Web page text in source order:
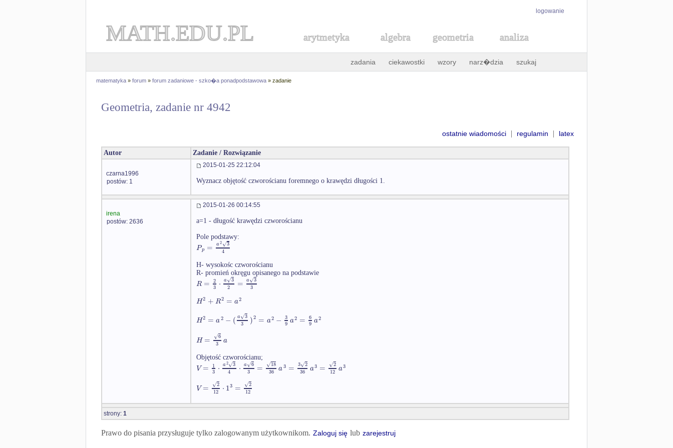
logowanie
MATH.EDU.PL arytmetyka algebra geometria analiza
zadania ciekawostki wzory narz�dzia szukaj
matematyka » forum » forum zadaniowe - szko�a ponadpodstawowa » zadanie
Geometria, zadanie nr 4942
ostatnie wiadomości | regulamin | latex
Autor Zadanie / Rozwiązanie
czarna1996
postów: 1
2015-01-25 22:12:04
Wyznacz objętość czworościanu foremnego o krawędzi długości 1.
irena
postów: 2636
2015-01-26 00:14:55
a=1 - długość krawędzi czworościanu
Pole podstawy:
Pp = a2 3
√
4
H- wysokośc czworościanu
R- promień okręgu opisanego na podstawie
R = 2
3 ⋅ a 3
√
2
= a 3
√
3
H2 +R2 = a2
H2 = a2 − ( a 3
√
3
)2 = a2 − 3
9 a2 = 6
9 a2
H = 6
√
3 a
Objętość czworościanu;
V = 1
3 ⋅ a2 3
√
4
⋅ a 6
√
3
= 18
√
36 a3 = 3 2
√
36 a3 = 2
√
12 a3
V = 2
√
12 ⋅ 13 = 2
√
12
strony: 1
Prawo do pisania przysługuje tylko zalogowanym użytkownikom. Zaloguj się lub zarejestruj